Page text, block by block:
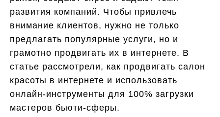
развития компаний. Чтобы привлечь
внимание клиентов, нужно не только
предлагать популярные услуги, но и
грамотно продвигать их в интернете. В
статье рассмотрели, как продвигать салон
красоты в интернете и использовать
онлайн-инструменты для 100% загрузки
мастеров бьюти-сферы.